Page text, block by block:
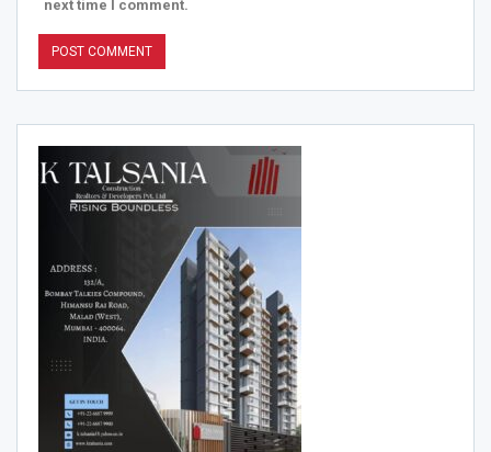
next time I comment.